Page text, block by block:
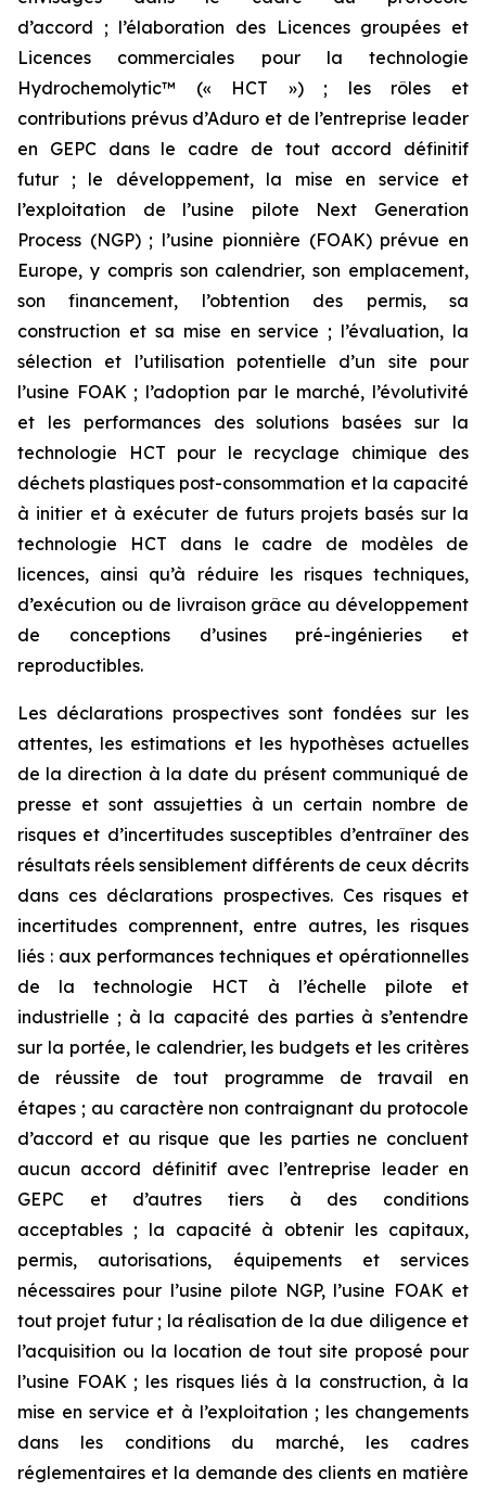
d’accord ; l’élaboration des Licences groupées et
Licences commerciales pour la technologie
Hydrochemolytic™ (« HCT ») ; les rôles et
contributions prévus d’Aduro et de l’entreprise leader
en GEPC dans le cadre de tout accord définitif
futur ; le développement, la mise en service et
l’exploitation de l’usine pilote Next Generation
Process (NGP) ; l’usine pionnière (FOAK) prévue en
Europe, y compris son calendrier, son emplacement,
son financement, l’obtention des permis, sa
construction et sa mise en service ; l’évaluation, la
sélection et l’utilisation potentielle d’un site pour
l’usine FOAK ; l’adoption par le marché, l’évolutivité
et les performances des solutions basées sur la
technologie HCT pour le recyclage chimique des
déchets plastiques post-consommation et la capacité
à initier et à exécuter de futurs projets basés sur la
technologie HCT dans le cadre de modèles de
licences, ainsi qu’à réduire les risques techniques,
d’exécution ou de livraison grâce au développement
de conceptions d’usines pré-ingénieries et
reproductibles.
Les déclarations prospectives sont fondées sur les
attentes, les estimations et les hypothèses actuelles
de la direction à la date du présent communiqué de
presse et sont assujetties à un certain nombre de
risques et d’incertitudes susceptibles d’entraîner des
résultats réels sensiblement différents de ceux décrits
dans ces déclarations prospectives. Ces risques et
incertitudes comprennent, entre autres, les risques
liés : aux performances techniques et opérationnelles
de la technologie HCT à l’échelle pilote et
industrielle ; à la capacité des parties à s’entendre
sur la portée, le calendrier, les budgets et les critères
de réussite de tout programme de travail en
étapes ; au caractère non contraignant du protocole
d’accord et au risque que les parties ne concluent
aucun accord définitif avec l’entreprise leader en
GEPC et d’autres tiers à des conditions
acceptables ; la capacité à obtenir les capitaux,
permis, autorisations, équipements et services
nécessaires pour l’usine pilote NGP, l’usine FOAK et
tout projet futur ; la réalisation de la due diligence et
l’acquisition ou la location de tout site proposé pour
l’usine FOAK ; les risques liés à la construction, à la
mise en service et à l’exploitation ; les changements
dans les conditions du marché, les cadres
réglementaires et la demande des clients en matière